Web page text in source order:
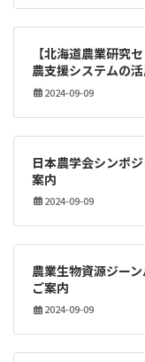
【北海道農業研究
農支援システムの
2024-09-09
日本農学会シンポ
案内
2024-09-09
農業生物資源ジー
ご案内
2024-09-09